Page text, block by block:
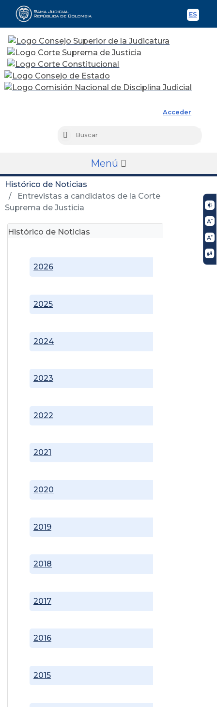
ES
Acceder
Buscar
Menú
Histórico de Noticias
Entrevistas a candidatos de la Corte
Suprema de Justicia
Histórico de Noticias
2015
2016
2017
2018
2019
2020
2021
2022
2023
2024
2025
2026